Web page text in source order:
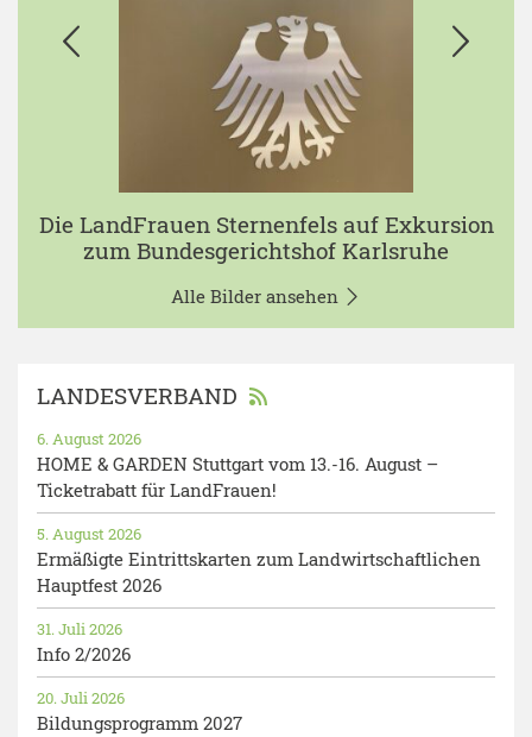
Die LandFrauen Sternenfels auf Exkursion
zum Bundesgerichtshof Karlsruhe
Alle Bilder ansehen
LANDESVERBAND
HOME & GARDEN Stuttgart vom 13.-16. August –
Ticketrabatt für LandFrauen!
6. August 2026
Ermäßigte Eintrittskarten zum Landwirtschaftlichen
Hauptfest 2026
5. August 2026
Info 2/2026
31. Juli 2026
Bildungsprogramm 2027
20. Juli 2026